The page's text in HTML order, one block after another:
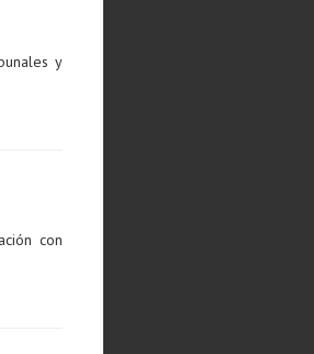
y
con